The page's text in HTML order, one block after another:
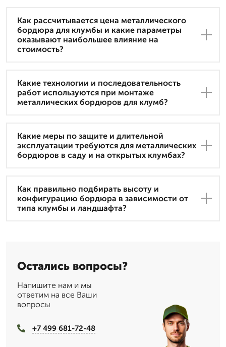
Как рассчитывается цена металлического
бордюра для клумбы и какие параметры
оказывают наибольшее влияние на
стоимость?
Какие технологии и последовательность
работ используются при монтаже
металлических бордюров для клумб?
Какие меры по защите и длительной
эксплуатации требуются для металлических
бордюров в саду и на открытых клумбах?
Как правильно подбирать высоту и
конфигурацию бордюра в зависимости от
типа клумбы и ландшафта?
Остались вопросы?
Напишите нам и мы
ответим на все Ваши
вопросы
+7 499 681-72-48